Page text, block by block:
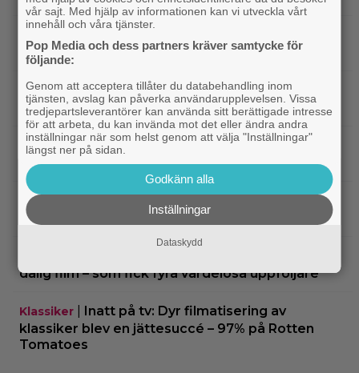
Netflix har stängt in en snubbe i en
reklamskylt – PR-tricket som får LA att titta upp
Dokumentär|Hör Sveriges märkligaste skratt i
trailern till ”Bäst i världen”
Bioaktuellt|Ny milstolpe för ”The Odyssey” –
kan bli Nolans mest inkomstbringande film
Disney
efter sågningarna: ”Sånt händer”
dålig film – som fick fyra värdelösa uppföljare
Klassiker
Inatt på tv: Dyr filmatisering av
klassiker blev en jättesuccé – 97% på Rotten
Tomatoes
vår sajt. Med hjälp av informationen kan vi utveckla vårt
innehåll och våra tjänster.
Pop Media och dess partners kräver samtycke för
följande:
Genom att acceptera tillåter du databehandling inom
tjänsten, avslag kan påverka användarupplevelsen. Vissa
tredjepartsleverantörer kan använda sitt berättigade intresse
för att arbeta, du kan invända mot det eller ändra andra
inställningar när som helst genom att välja "Inställningar"
längst ner på sidan.
Godkänn alla
Inställningar
Dataskydd